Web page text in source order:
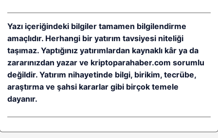
Yazı içeriğindeki bilgiler tamamen bilgilendirme
amaçlıdır. Herhangi bir yatırım tavsiyesi niteliği
taşımaz. Yaptığınız yatırımlardan kaynaklı kâr ya da
zararınızdan yazar ve kriptoparahaber.com sorumlu
değildir. Yatırım nihayetinde bilgi, birikim, tecrübe,
araştırma ve şahsi kararlar gibi birçok temele
dayanır.